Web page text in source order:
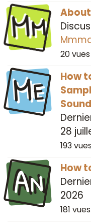
Mm
20vues
Me
How
28
193
An
How
2026
181 vues